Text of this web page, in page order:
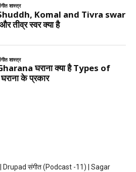
संगीत (Podcast -11) | Sagar